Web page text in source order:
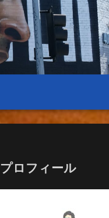
プロフィール